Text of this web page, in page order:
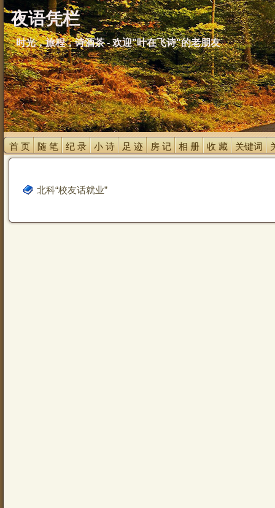
夜语凭栏
时光，旅程，诗酒茶 - 欢迎"叶在飞诗"的老朋友
首 页 随 笔 纪 录 小 诗 足 迹 房 记 相 册 收 藏 关键词
北科“校友话就业”